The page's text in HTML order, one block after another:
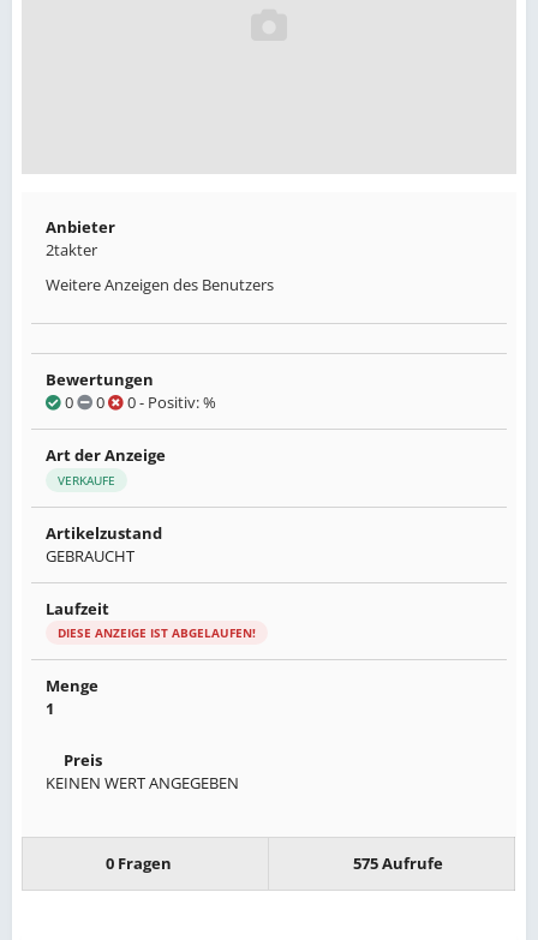
Anbieter
2takter
Weitere Anzeigen des Benutzers
Bewertungen
0
0 0- Positiv: %
Art der Anzeige
VERKAUFE
Artikelzustand
GEBRAUCHT
Laufzeit
DIESE ANZEIGE IST ABGELAUFEN!
Menge
1
Preis
KEINEN WERT ANGEGEBEN
0 Fragen 575 Aufrufe